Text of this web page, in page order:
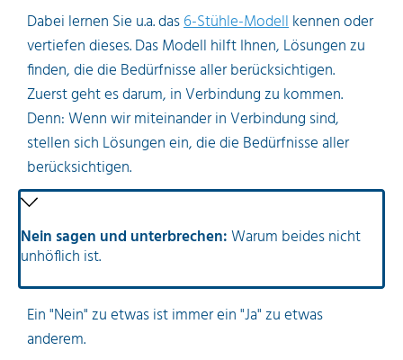
Dabei lernen Sie u.a. das6-Stühle-Modellkennen oder
vertiefen dieses. Das Modell hilft Ihnen, Lösungen zu
finden, die die Bedürfnisse aller berücksichtigen.
Zuerst geht es darum, in Verbindung zu kommen.
Denn: Wenn wir miteinander in Verbindung sind,
stellen sich Lösungen ein, die die Bedürfnisse aller
berücksichtigen.
Nein sagen und unterbrechen:Warum beides nicht
unhöflich ist.
Ein "Nein" zu etwas ist immer ein "Ja" zu etwas
anderem.